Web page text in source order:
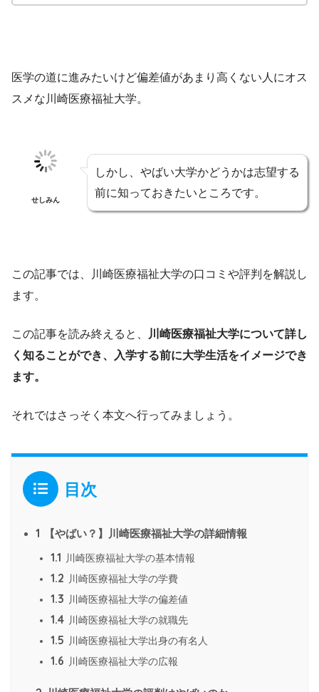
医学の道に進みたいけど偏差値があまり高くない人にオス
スメな川崎医療福祉大学。
せしみん
しかし、やばい大学かどうかは志望する
前に知っておきたいところです。
この記事では、川崎医療福祉大学の口コミや評判を解説し
ます。
この記事を読み終えると、
川崎医療福祉大学について詳し
く知ることができ、入学する前に大学生活をイメージでき
ます。
それではさっそく本文へ行ってみましょう。
目次
1 【やばい？】川崎医療福祉大学の詳細情報
1.1 川崎医療福祉大学の基本情報
1.2 川崎医療福祉大学の学費
1.3 川崎医療福祉大学の偏差値
1.4 川崎医療福祉大学の就職先
1.5 川崎医療福祉大学出身の有名人
1.6 川崎医療福祉大学の広報